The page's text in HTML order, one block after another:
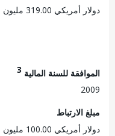
319.00 مليون
للسنة المالية3
100.00 مليون
A